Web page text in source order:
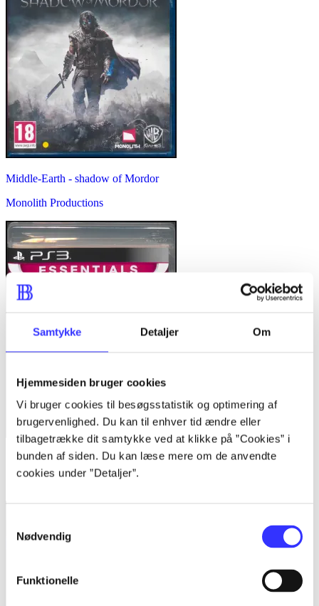
Samtykke Detaljer Om
Hjemmesiden bruger cookies
Vi bruger cookies til besøgsstatistik og optimering af
brugervenlighed. Du kan til enhver tid ændre eller
tilbagetrække dit samtykke ved at klikke på ”Cookies” i
bunden af siden. Du kan læse mere om de anvendte
cookies under ”Detaljer”.
Nødvendig
Funktionelle
Middle-Earth - shadow of Mordor
Monolith Productions
Kingdom hearts - HD II.5 remix